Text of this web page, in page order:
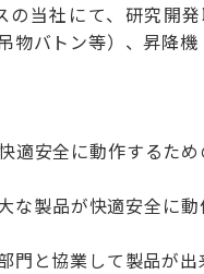
当社にて、研究開
バトン等）、昇降機
適安全に動作するた
な製品が快適安全に
と協業して製品が